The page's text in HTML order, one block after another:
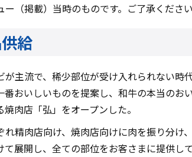
（掲載）当時のものです。ご了承ください
給
主流で、稀少部位が受け入れられない時
おいしいものを提案し、和牛の本当のお
肉店「弘」をオープンした。
精肉店向け、焼肉店向けに肉を振り分け
展開し、全ての部位をお客さまに提供して